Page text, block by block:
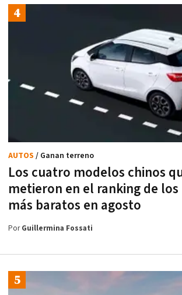
Los cuatro modelos chinos
metieron en el ranking de los
más baratos en agosto
AUTOS / Ganan terreno
PorGuillermina Fossati